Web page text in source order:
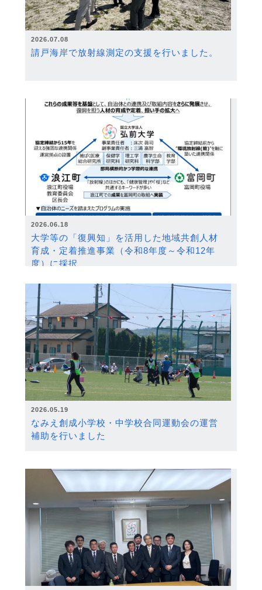
2026.07.08
請戸海岸で放射線測定の支援を行いました。
2026.06.18
大学等の「復興知」を活用した地域共創人材
育成・定着推進事業（令和8年度～令和12年
度）に採択
2026.05.19
なみえ創成小学校・中学校合同運動会の運営
補助を行いました